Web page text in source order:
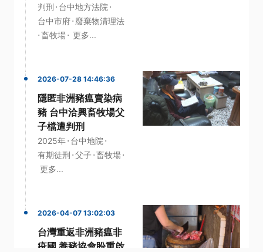
判刑 · 台中地方法院 ·
台中市府· 廢棄物清理法
·畜牧場· 更多...
2026-07-28 14:46:36
隱匿非洲豬瘟賣染病
豬 台中洽興畜牧場父
子檔遭判刑
2025年· 台中地院 ·
有期徒刑 ·父子·畜牧場·
更多...
2026-04-07 13:02:03
台灣重返非洲豬瘟非
疫國 養豬協會盼重啟